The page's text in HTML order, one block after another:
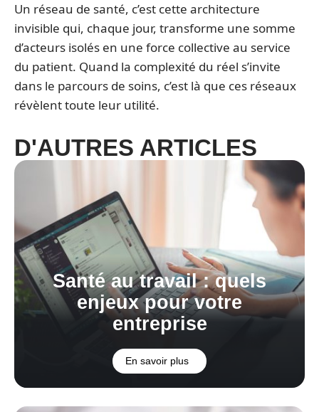
Un réseau de santé, c’est cette architecture
invisible qui, chaque jour, transforme une somme
d’acteurs isolés en une force collective au service
du patient. Quand la complexité du réel s’invite
dans le parcours de soins, c’est là que ces réseaux
révèlent toute leur utilité.
D'AUTRES ARTICLES
Santé au travail : quels
enjeux pour votre
entreprise
En savoir plus